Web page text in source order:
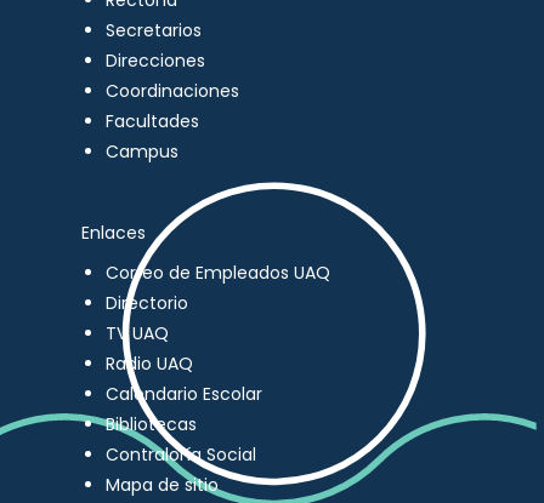
Secretarios
Direcciones
Coordinaciones
Facultades
Campus
Enlaces
Correo de Empleados UAQ
Directorio
TV UAQ
Radio UAQ
Calendario Escolar
Bibliotecas
Contraloría Social
Mapa de sitio